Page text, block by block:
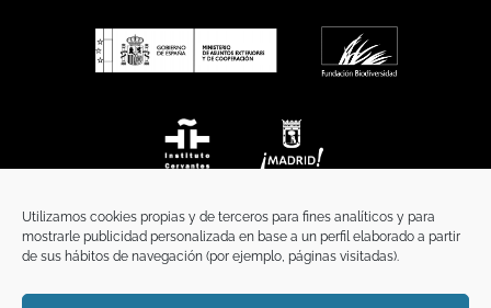
Utilizamos cookies propias y de terceros para fines analíticos y para
mostrarle publicidad personalizada en base a un perfil elaborado a partir
de sus hábitos de navegación (por ejemplo, páginas visitadas).